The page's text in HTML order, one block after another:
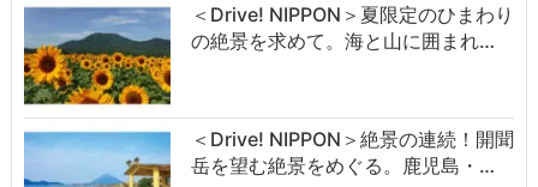
＜Drive! NIPPON＞夏限定のひまわり
の絶景を求めて。海と山に囲まれ…
＜Drive! NIPPON＞絶景の連続！開聞
岳を望む絶景をめぐる。鹿児島・…